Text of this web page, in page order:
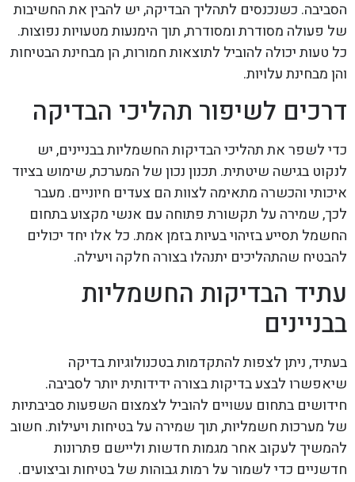
הסביבה. כשנכנסים לתהליך הבדיקה, יש להבין את החשיבות
של פעולה מסודרת ומסודרת, תוך הימנעות מטעויות נפוצות.
כל טעות יכולה להוביל לתוצאות חמורות, הן מבחינת הבטיחות
והן מבחינת עלויות.
דרכים לשיפור תהליכי הבדיקה
כדי לשפר את תהליכי הבדיקות החשמליות בבניינים, יש
לנקוט בגישה שיטתית. תכנון נכון של המערכת, שימוש בציוד
איכותי והכשרה מתאימה לצוות הם צעדים חיוניים. מעבר
לכך, שמירה על תקשורת פתוחה עם אנשי מקצוע בתחום
החשמל תסייע בזיהוי בעיות בזמן אמת. כל אלו יחד יכולים
להבטיח שהתהליכים יתנהלו בצורה חלקה ויעילה.
עתיד הבדיקות החשמליות
בבניינים
בעתיד, ניתן לצפות להתקדמות בטכנולוגיות בדיקה
שיאפשרו לבצע בדיקות בצורה ידידותית יותר לסביבה.
חידושים בתחום עשויים להוביל לצמצום השפעות סביבתיות
של מערכות חשמליות, תוך שמירה על בטיחות ויעילות. חשוב
להמשיך לעקוב אחר מגמות חדשות וליישם פתרונות
חדשניים כדי לשמור על רמות גבוהות של בטיחות וביצועים.